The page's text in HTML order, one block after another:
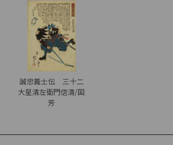
誠忠義士伝 三十二
大星清左衛門信清/国
芳